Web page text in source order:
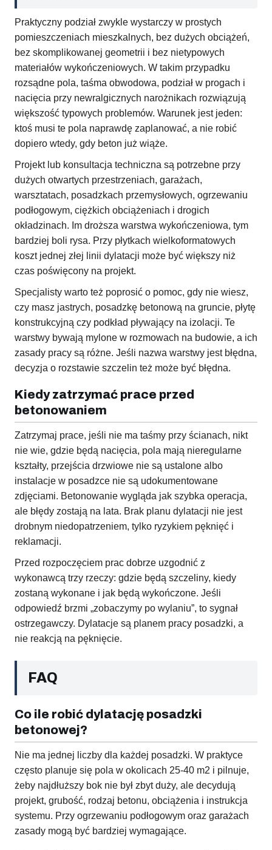
Praktyczny podział zwykle wystarczy w prostych
pomieszczeniach mieszkalnych, bez dużych obciążeń,
bez skomplikowanej geometrii i bez nietypowych
materiałów wykończeniowych. W takim przypadku
rozsądne pola, taśma obwodowa, podział w progach i
nacięcia przy newralgicznych narożnikach rozwiązują
większość typowych problemów. Warunek jest jeden:
ktoś musi te pola naprawdę zaplanować, a nie robić
dopiero wtedy, gdy beton już wiąże.
Projekt lub konsultacja techniczna są potrzebne przy
dużych otwartych przestrzeniach, garażach,
warsztatach, posadzkach przemysłowych, ogrzewaniu
podłogowym, ciężkich obciążeniach i drogich
okładzinach. Im droższa warstwa wykończeniowa, tym
bardziej boli rysa. Przy płytkach wielkoformatowych
koszt jednej złej linii dylatacji może być większy niż
czas poświęcony na projekt.
Specjalisty warto też poprosić o pomoc, gdy nie wiesz,
czy masz jastrych, posadzkę betonową na gruncie, płytę
konstrukcyjną czy podkład pływający na izolacji. Te
warstwy bywają mylone w rozmowach na budowie, a ich
zasady pracy są różne. Jeśli nazwa warstwy jest błędna,
decyzja o rozstawie szczelin też może być błędna.
Kiedy zatrzymać prace przed
betonowaniem
Zatrzymaj prace, jeśli nie ma taśmy przy ścianach, nikt
nie wie, gdzie będą nacięcia, pola mają nieregularne
kształty, przejścia drzwiowe nie są ustalone albo
instalacje w posadzce nie są udokumentowane
zdjęciami. Betonowanie wygląda jak szybka operacja,
ale błędy zostają na lata. Brak planu dylatacji nie jest
drobnym niedopatrzeniem, tylko ryzykiem pęknięć i
reklamacji.
Przed rozpoczęciem prac dobrze uzgodnić z
wykonawcą trzy rzeczy: gdzie będą szczeliny, kiedy
zostaną wykonane i jak będą wykończone. Jeśli
odpowiedź brzmi „zobaczymy po wylaniu”, to sygnał
ostrzegawczy. Dylatacje są planem pracy posadzki, a
nie reakcją na pęknięcie.
FAQ
Co ile robić dylatację posadzki
betonowej?
Nie ma jednej liczby dla każdej posadzki. W praktyce
często planuje się pola w okolicach 25-40 m2 i pilnuje,
żeby najdłuższy bok nie był zbyt duży, ale decydują
projekt, grubość, rodzaj betonu, obciążenia i instrukcja
systemu. Przy ogrzewaniu podłogowym oraz garażach
zasady mogą być bardziej wymagające.